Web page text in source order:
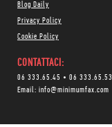
Blog Daily
Privacy Policy
Cookie Policy
CONTATTACI:
06 333.65.45 • 06 333.65.53
Email: info@minimumfax.com